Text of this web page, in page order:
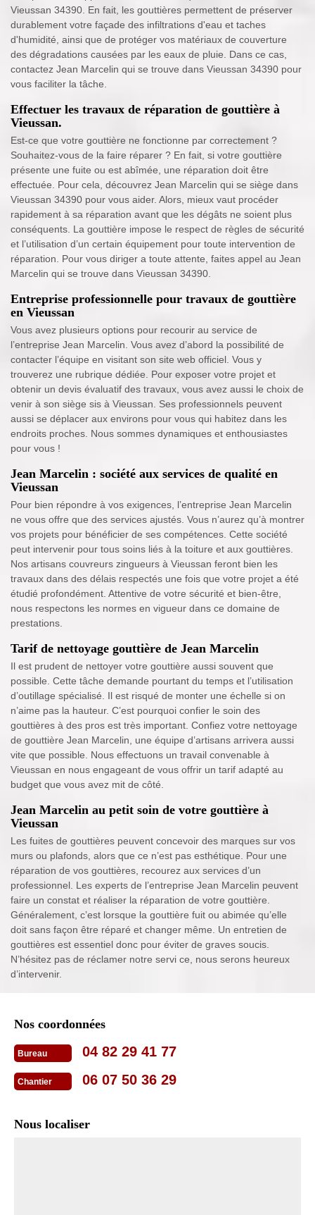
Vieussan 34390. En fait, les gouttières permettent de préserver
durablement votre façade des infiltrations d'eau et taches
d'humidité, ainsi que de protéger vos matériaux de couverture
des dégradations causées par les eaux de pluie. Dans ce cas,
contactez Jean Marcelin qui se trouve dans Vieussan 34390 pour
vous faciliter la tâche.
Effectuer les travaux de réparation de gouttière à
Vieussan.
Est-ce que votre gouttière ne fonctionne par correctement ?
Souhaitez-vous de la faire réparer ? En fait, si votre gouttière
présente une fuite ou est abîmée, une réparation doit être
effectuée. Pour cela, découvrez Jean Marcelin qui se siège dans
Vieussan 34390 pour vous aider. Alors, mieux vaut procéder
rapidement à sa réparation avant que les dégâts ne soient plus
conséquents. La gouttière impose le respect de règles de sécurité
et l’utilisation d’un certain équipement pour toute intervention de
réparation. Pour vous diriger a toute attente, faites appel au Jean
Marcelin qui se trouve dans Vieussan 34390.
Entreprise professionnelle pour travaux de gouttière
en Vieussan
Vous avez plusieurs options pour recourir au service de
l’entreprise Jean Marcelin. Vous avez d’abord la possibilité de
contacter l’équipe en visitant son site web officiel. Vous y
trouverez une rubrique dédiée. Pour exposer votre projet et
obtenir un devis évaluatif des travaux, vous avez aussi le choix de
venir à son siège sis à Vieussan. Ses professionnels peuvent
aussi se déplacer aux environs pour vous qui habitez dans les
endroits proches. Nous sommes dynamiques et enthousiastes
pour vous !
Jean Marcelin : société aux services de qualité en
Vieussan
Pour bien répondre à vos exigences, l’entreprise Jean Marcelin
ne vous offre que des services ajustés. Vous n’aurez qu’à montrer
vos projets pour bénéficier de ses compétences. Cette société
peut intervenir pour tous soins liés à la toiture et aux gouttières.
Nos artisans couvreurs zingueurs à Vieussan feront bien les
travaux dans des délais respectés une fois que votre projet a été
étudié profondément. Attentive de votre sécurité et bien-être,
nous respectons les normes en vigueur dans ce domaine de
prestations.
Tarif de nettoyage gouttière de Jean Marcelin
Il est prudent de nettoyer votre gouttière aussi souvent que
possible. Cette tâche demande pourtant du temps et l’utilisation
d’outillage spécialisé. Il est risqué de monter une échelle si on
n’aime pas la hauteur. C’est pourquoi confier le soin des
gouttières à des pros est très important. Confiez votre nettoyage
de gouttière Jean Marcelin, une équipe d’artisans arrivera aussi
vite que possible. Nous effectuons un travail convenable à
Vieussan en nous engageant de vous offrir un tarif adapté au
budget que vous avez mit de côté.
Jean Marcelin au petit soin de votre gouttière à
Vieussan
Les fuites de gouttières peuvent concevoir des marques sur vos
murs ou plafonds, alors que ce n’est pas esthétique. Pour une
réparation de vos gouttières, recourez aux services d’un
professionnel. Les experts de l’entreprise Jean Marcelin peuvent
faire un constat et réaliser la réparation de votre gouttière.
Généralement, c’est lorsque la gouttière fuit ou abimée qu’elle
doit sans façon être réparé et changer même. Un entretien de
gouttières est essentiel donc pour éviter de graves soucis.
N’hésitez pas de réclamer notre servi ce, nous serons heureux
d’intervenir.
Nos coordonnées
Bureau 04 82 29 41 77
Chantier 06 07 50 36 29
Nous localiser